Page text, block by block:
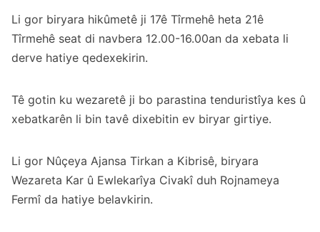
Li gor biryara hikûmetê ji 17ê Tîrmehê heta 21ê
Tîrmehê seat di navbera 12.00-16.00an da xebata li
derve hatiye qedexekirin.
Tê gotin ku wezaretê ji bo parastina tenduristîya kes û
xebatkarên li bin tavê dixebitin ev biryar girtiye.
Li gor Nûçeya Ajansa Tirkan a Kibrisê, biryara
Wezareta Kar û Ewlekarîya Civakî duh Rojnameya
Fermî da hatiye belavkirin.